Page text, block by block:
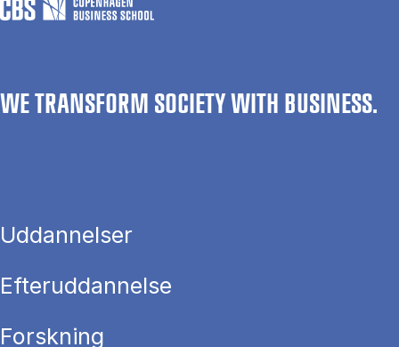
WE TRANSFORM SOCIETY WITH BUSINESS.
Uddannelser
Efteruddannelse
Forskning